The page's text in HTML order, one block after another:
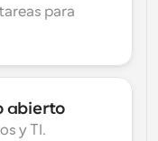
para
abierto
y TI.